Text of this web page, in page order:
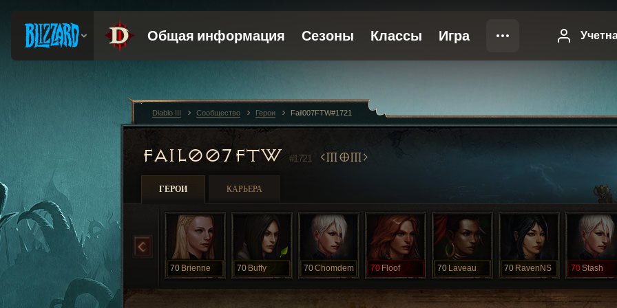
FAIL007FTW #1721 MOM
ГЕРОИ КАРЬЕРА
70 Brienne 70 Buffy 70Chomdem 70 Floof 70 Laveau 70 RavenNS 70Stash
Diablo III Сообщество Герои Fail007FTW#1721